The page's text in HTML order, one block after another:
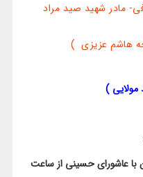
مادر شهید صید مراد
هاشم عزیزی )
)
۱۳۹۵٫۷٫21 همزمان با عاشورای حسینی از ساعت